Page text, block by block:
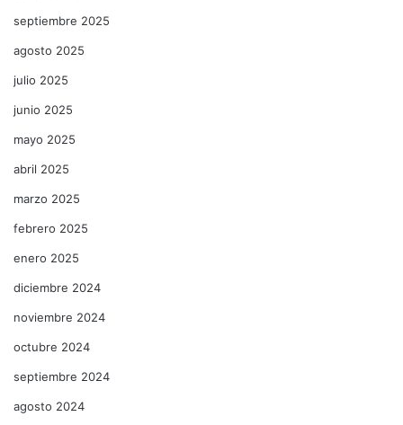
septiembre 2025
agosto 2025
julio 2025
junio 2025
mayo 2025
abril 2025
marzo 2025
febrero 2025
enero 2025
diciembre 2024
noviembre 2024
octubre 2024
septiembre 2024
agosto 2024